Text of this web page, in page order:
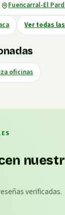
Fuencarral-El
Ver todas
oficinas
verificadas.